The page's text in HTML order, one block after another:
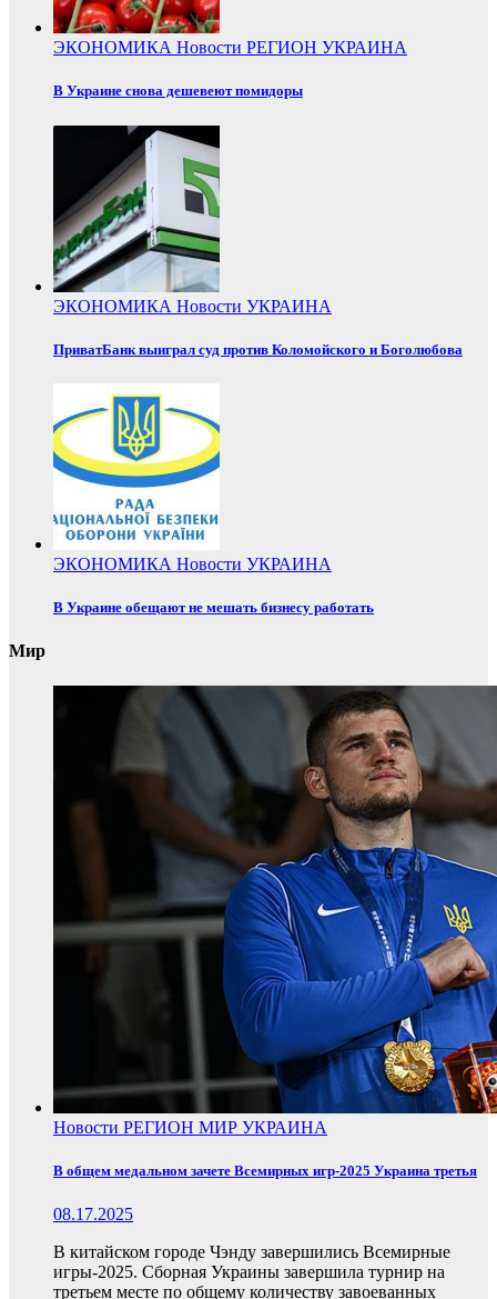
ЭКОНОМИКА Новости РЕГИОН УКРАИНА
В Украине снова дешевеют помидоры
ЭКОНОМИКА Новости УКРАИНА
ПриватБанк выиграл суд против Коломойского и Боголюбова
ЭКОНОМИКА Новости УКРАИНА
В Украине обещают не мешать бизнесу работать
Мир
Новости РЕГИОН МИР УКРАИНА
В общем медальном зачете Всемирных игр-2025 Украина третья
08.17.2025
В китайском городе Чэнду завершились Всемирные
игры-2025. Сборная Украины завершила турнир на
третьем месте по общему количеству завоеванных